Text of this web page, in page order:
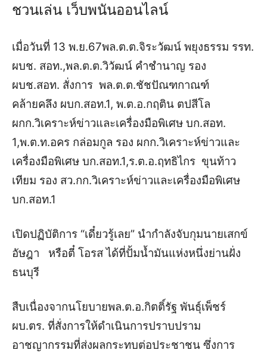
ชวนเล่น เว็บพนันออนไลน์
เมื่อวันที่ 13 พ.ย.67พล.ต.ต.จิระวัฒน์ พยุงธรรม รรท.
ผบช. สอท.,พล.ต.ต.วิวัฒน์ คำชำนาญ รอง
ผบช.สอท. สั่งการ พล.ต.ต.ชัชปัณฑกาณฑ์
คล้ายคลึง ผบก.สอท.1, พ.ต.อ.กฤติน ตปสีโล
ผกก.วิเคราะห์ข่าวและเครื่องมือพิเศษ บก.สอท.
1,พ.ต.ท.อคร กล่อมกูล รอง ผกก.วิเคราะห์ข่าวและ
เครื่องมือพิเศษ บก.สอท.1,ร.ต.อ.ฤทธิไกร ขุนท้าว
เทียม รอง สว.กก.วิเคราะห์ข่าวและเครื่องมือพิเศษ
บก.สอท.1
เปิดปฏิบัติการ “เดี๋ยวรู้เลย” นำกำลังจับกุมนายเสกข์
อัษฎา หรือตี๋ โอรส ได้ที่ปั้มน้ำมันแห่งหนึ่งย่านฝั่ง
ธนบุรี
สืบเนื่องจากนโยบายพล.ต.อ.กิตติ์รัฐ พันธุ์เพ็ชร์
ผบ.ตร. ที่สั่งการให้ดำเนินการปราบปราม
อาชญากรรมที่ส่งผลกระทบต่อประชาชน ซึ่งการ